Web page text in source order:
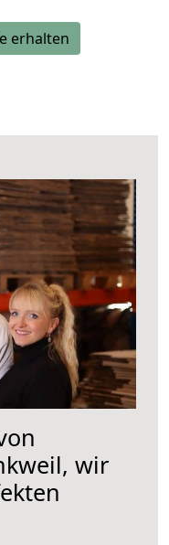
erhalten
wir